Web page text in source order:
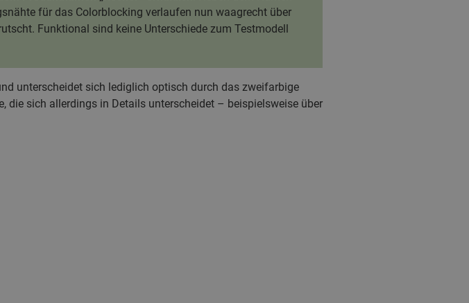
für das Colorblocking verlaufen nun waagrecht über
Funktional sind keine Unterschiede zum Testmodell
unterscheidet sich lediglich optisch durch das zweifarbige
die sich allerdings in Details unterscheidet – beispielsweise über